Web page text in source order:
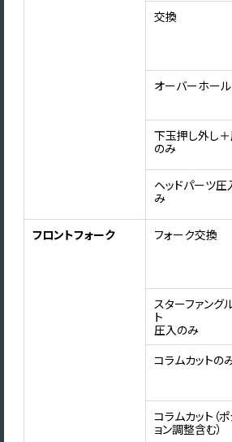
交換
オーバーホール
下玉押し外し
のみ
ヘッドパーツ圧
み
フロントフォーク フォーク交換
スターファング
ト
圧入のみ
コラムカットの
コラムカット（
ョン調整含む）